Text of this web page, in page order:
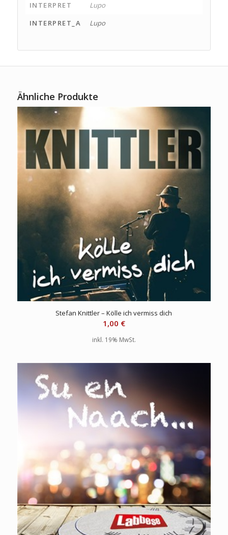
INTERPRET
Lupo
INTERPRET_A
Lupo
Ähnliche Produkte
Stefan Knittler – Kölle ich vermiss dich
1,00 €
inkl. 19% MwSt.